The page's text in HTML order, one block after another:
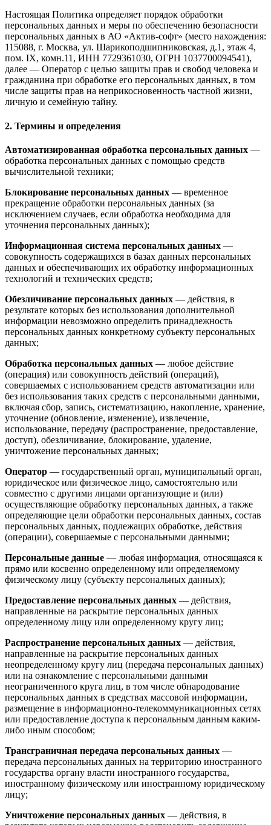
Настоящая Политика определяет порядок обработки
персональных данных и меры по обеспечению безопасности
персональных данных в АО «Актив-софт» (место нахождения:
115088, г. Москва, ул. Шарикоподшипниковская, д.1, этаж 4,
пом. IX, комн.11, ИНН 7729361030, ОГРН 1037700094541),
далее — Оператор с целью защиты прав и свобод человека и
гражданина при обработке его персональных данных, в том
числе защиты прав на неприкосновенность частной жизни,
личную и семейную тайну.
2. Термины и определения
Автоматизированная обработка персональных данных —
обработка персональных данных с помощью средств
вычислительной техники;
Блокирование персональных данных — временное
прекращение обработки персональных данных (за
исключением случаев, если обработка необходима для
уточнения персональных данных);
Информационная система персональных данных —
совокупность содержащихся в базах данных персональных
данных и обеспечивающих их обработку информационных
технологий и технических средств;
Обезличивание персональных данных — действия, в
результате которых без использования дополнительной
информации невозможно определить принадлежность
персональных данных конкретному субъекту персональных
данных;
Обработка персональных данных — любое действие
(операция) или совокупность действий (операций),
совершаемых с использованием средств автоматизации или
без использования таких средств с персональными данными,
включая сбор, запись, систематизацию, накопление, хранение,
уточнение (обновление, изменение), извлечение,
использование, передачу (распространение, предоставление,
доступ), обезличивание, блокирование, удаление,
уничтожение персональных данных;
Оператор — государственный орган, муниципальный орган,
юридическое или физическое лицо, самостоятельно или
совместно с другими лицами организующие и (или)
осуществляющие обработку персональных данных, а также
определяющие цели обработки персональных данных, состав
персональных данных, подлежащих обработке, действия
(операции), совершаемые с персональными данными;
Персональные данные — любая информация, относящаяся к
прямо или косвенно определенному или определяемому
физическому лицу (субъекту персональных данных);
Предоставление персональных данных — действия,
направленные на раскрытие персональных данных
определенному лицу или определенному кругу лиц;
Распространение персональных данных — действия,
направленные на раскрытие персональных данных
неопределенному кругу лиц (передача персональных данных)
или на ознакомление с персональными данными
неограниченного круга лиц, в том числе обнародование
персональных данных в средствах массовой информации,
размещение в информационно-телекоммуникационных сетях
или предоставление доступа к персональным данным каким-
либо иным способом;
Трансграничная передача персональных данных —
передача персональных данных на территорию иностранного
государства органу власти иностранного государства,
иностранному физическому или иностранному юридическому
лицу;
Уничтожение персональных данных — действия, в